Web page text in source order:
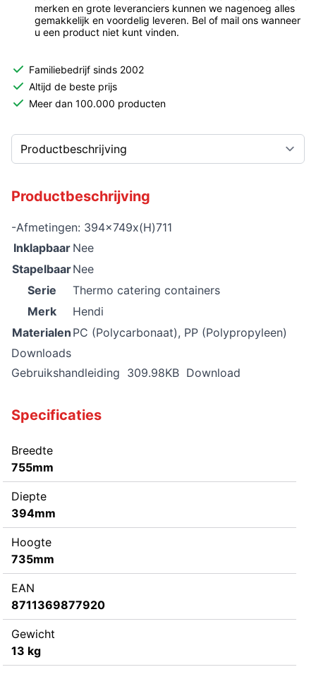
merken en grote leveranciers kunnen we nagenoeg alles
gemakkelijk en voordelig leveren. Bel of mail ons wanneer
u een product niet kunt vinden.
Familiebedrijf sinds 2002
Altijd de beste prijs
Meer dan 100.000 producten
Productbeschrijving
-Afmetingen: 394x749x(H)711
Inklapbaar Nee
StapelbaarNee
Serie
Thermo catering containers
Merk
Hendi
Materialen PC (Polycarbonaat), PP (Polypropyleen)
Downloads
Gebruikshandleiding 309.98KB Download
Specificaties
Breedte
755mm
Diepte
394mm
Hoogte
735mm
EAN
8711369877920
Gewicht
13 kg